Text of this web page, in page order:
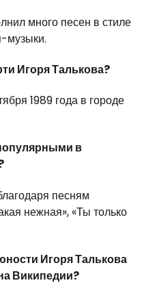
много песен в стиле
музыки.
Игоря Талькова?
1989 года в городе
в
песням
нежная», «Ты только
Игоря Талькова
Википедии?